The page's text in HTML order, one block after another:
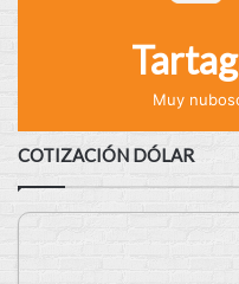
Muy
COTIZACIÓN DÓLAR